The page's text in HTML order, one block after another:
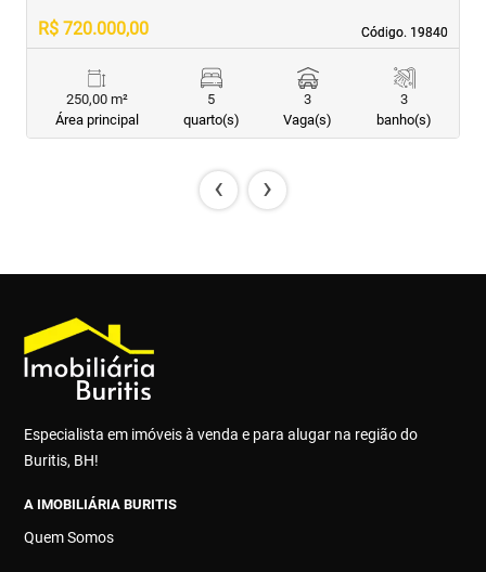
Código. 19840
Código. 19840
R$ 720.000,00
250,00 m²
Área principal
5
quarto(s)
3
Vaga(s)
3
banho(s)
‹ ›
Especialista em imóveis à venda e para alugar na região do
Buritis, BH!
A IMOBILIÁRIA BURITIS
Quem Somos